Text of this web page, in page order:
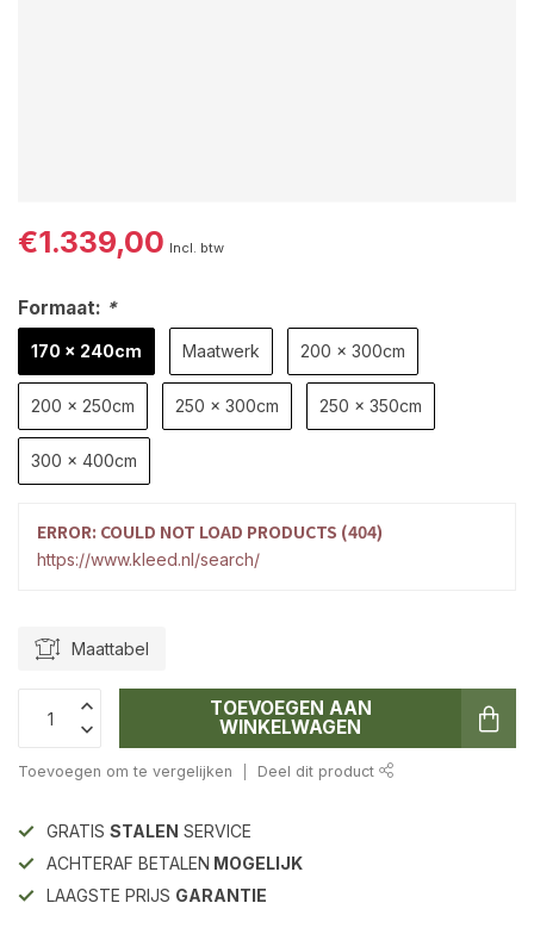
€1.339,00 Incl. btw
Formaat: *
170 x 240cm Maatwerk 200 x 300cm
200 x 250cm 250 x 300cm 250 x 350cm
300 x 400cm
ERROR: COULD NOT LOAD PRODUCTS (404)
https://www.kleed.nl/search/
Maattabel
TOEVOEGEN AAN
WINKELWAGEN
Toevoegen om te vergelijken Deel dit product
GRATIS STALEN SERVICE
ACHTERAF BETALEN MOGELIJK
LAAGSTE PRIJS GARANTIE